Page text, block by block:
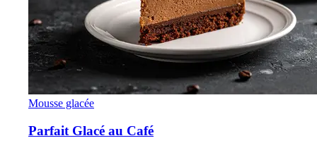
Mousse glacée
Parfait Glacé au Café